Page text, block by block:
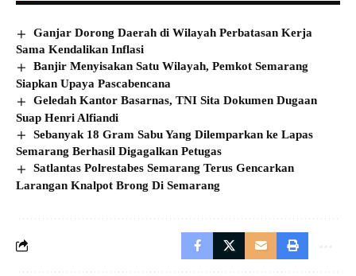
Ganjar Dorong Daerah di Wilayah Perbatasan Kerja
Sama Kendalikan Inflasi
Banjir Menyisakan Satu Wilayah, Pemkot Semarang
Siapkan Upaya Pascabencana
Geledah Kantor Basarnas, TNI Sita Dokumen Dugaan
Suap Henri Alfiandi
Sebanyak 18 Gram Sabu Yang Dilemparkan ke Lapas
Semarang Berhasil Digagalkan Petugas
Satlantas Polrestabes Semarang Terus Gencarkan
Larangan Knalpot Brong Di Semarang